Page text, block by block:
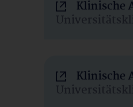
Klinische
Klinische